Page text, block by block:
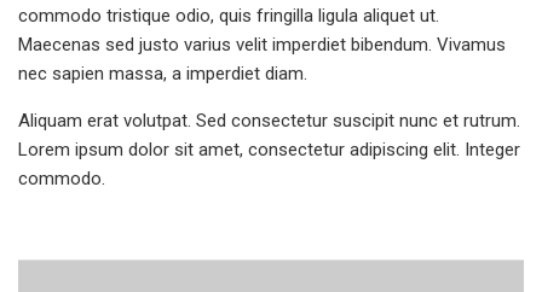
commodo tristique odio, quis fringilla ligula aliquet ut.
Maecenas sed justo varius velit imperdiet bibendum. Vivamus
nec sapien massa, a imperdiet diam.
Aliquam erat volutpat. Sed consectetur suscipit nunc et rutrum.
Lorem ipsum dolor sit amet, consectetur adipiscing elit. Integer
commodo.